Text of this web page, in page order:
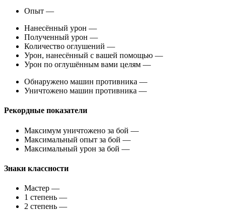
Опыт —
Нанесённый урон —
Полученный урон —
Количество оглушений —
Урон, нанесённый с вашей помощью —
Урон по оглушённым вами целям —
Обнаружено машин противника —
Уничтожено машин противника —
Рекордные показатели
Максимум уничтожено за бой —
Максимальный опыт за бой —
Максимальный урон за бой —
Знаки классности
Мастер —
1 степень —
2 степень —